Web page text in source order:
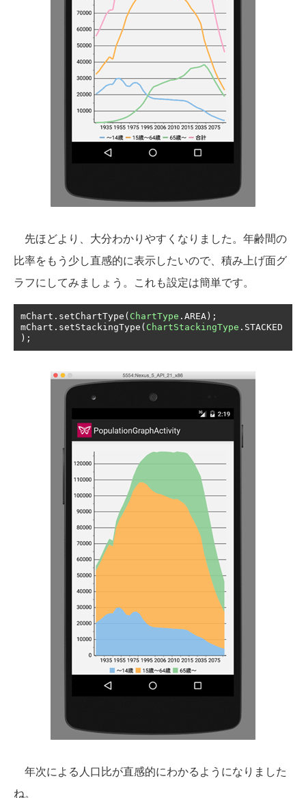
先ほどより、大分わかりやすくなりました。年齢間の
比率をもう少し直感的に表示したいので、積み上げ面グ
ラフにしてみましょう。これも設定は簡単です。
mChart . setChartType ( ChartType . AREA );
mChart . setStackingType ( ChartStackingType . STACKED
);
年次による人口比が直感的にわかるようになりました
ね。